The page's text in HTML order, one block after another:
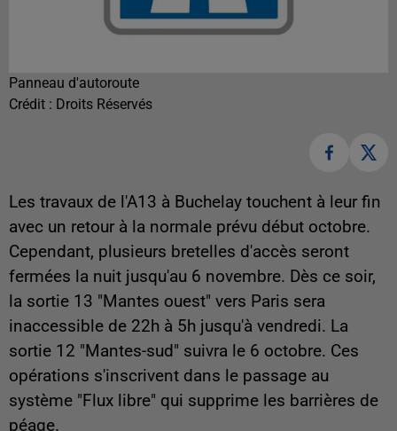
Panneau d'autoroute
Crédit : Droits Réservés
Les travaux de l'A13 à Buchelay touchent à leur fin
avec un retour à la normale prévu début octobre.
Cependant, plusieurs bretelles d'accès seront
fermées la nuit jusqu'au 6 novembre. Dès ce soir,
la sortie 13 "Mantes ouest" vers Paris sera
inaccessible de 22h à 5h jusqu'à vendredi. La
sortie 12 "Mantes-sud" suivra le 6 octobre. Ces
opérations s'inscrivent dans le passage au
système "Flux libre" qui supprime les barrières de
péage.